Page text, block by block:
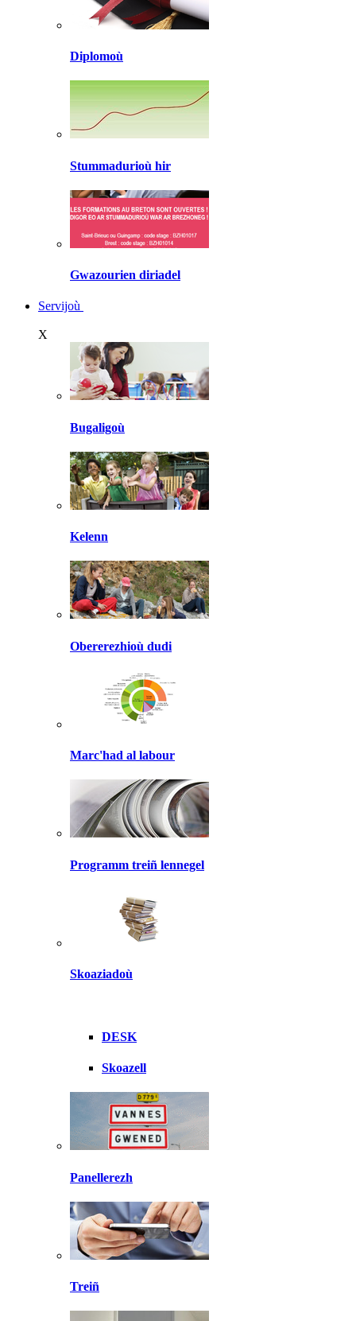
Diplomoù
Stummadurioù hir
Gwazourien diriadel
Servijoù
X
Bugaligoù
Kelenn
Obererezhioù dudi
Marc'had al labour
Programm treiñ lennegel
Skoaziadoù
DESK
Skoazell
Panellerezh
Treiñ